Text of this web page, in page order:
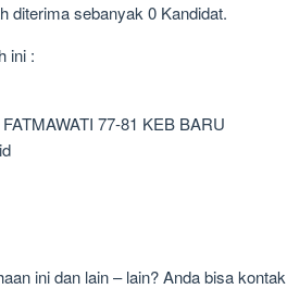
diterima sebanyak 0 Kandidat.
ini :
77-81 KEB BARU
ini dan lain – lain? Anda bisa kontak